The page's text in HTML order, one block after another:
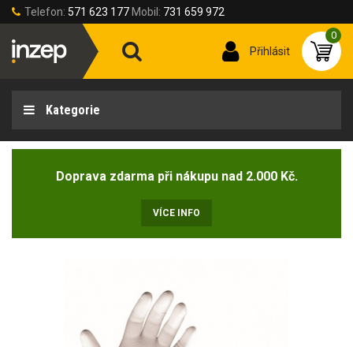
Telefon: 571 623 177 Mobil: 731 659 972
Přihlásit
0
Kategorie
Doprava zdarma při nákupu nad 2.000 Kč.
VÍCE INFO